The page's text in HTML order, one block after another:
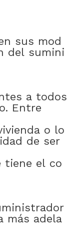
sus mod
del sumini
a todos
. Entre
o lo
de ser
tiene el co
más adela